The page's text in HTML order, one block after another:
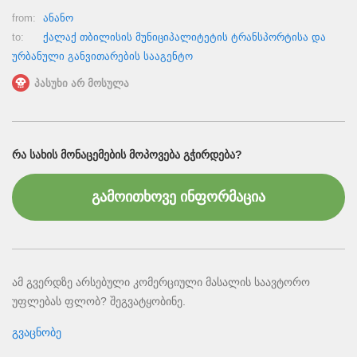
from:
ანანო
to:
ქალაქ თბილისის მუნიციპალიტეტის ტრანსპორტისა და
ურბანული განვითარების სააგენტო
პასუხი არ მოსულა
ᲠᲐ ᲡᲐᲮᲘᲡ ᲛᲝᲜᲐᲪᲔᲛᲔᲑᲘᲡ ᲛᲝᲞᲝᲕᲔᲑᲐ ᲒᲭᲘᲠᲓᲔᲑᲐ?
გამოითხოვე ინფორმაცია
ამ გვერდზე არსებული კომერციული მასალის საავტორო
უფლებას ფლობ? შეგვატყობინე.
გვაცნობე